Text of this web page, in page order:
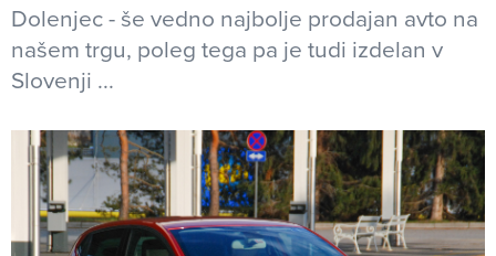
Dolenjec - še vedno najbolje prodajan avto na
našem trgu, poleg tega pa je tudi izdelan v
Slovenji ...